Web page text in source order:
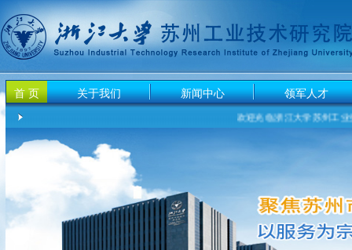
首 页 关于我们 新闻中心 领军人才
欢迎光临浙江大学苏州工业